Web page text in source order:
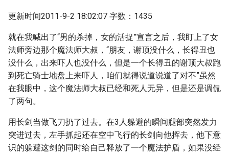
更新时间2011-9-2 18:02:07 字数：1435
就在我喊出了“男的杀掉，女的活捉”宣言之后，我盯上了女
法师旁边那个魔法师大叔，“朋友，谢顶没什么，长得丑也
没什么，出来吓人也没什么，但是一个长得丑的谢顶大叔跑
到死亡骑士地盘上来吓人，咱们就得说道说道了对不”虽然
在我眼中，这个魔法师大叔已经和死人无异，但是还是调侃
了两句。
用长剑当做飞刀扔了过去。在3人躲避的瞬间腿部突然发力
突进过去，左手抓起还在空中飞行的长剑向他挥去，他下意
识的躲避这剑的同时给自己释放了一个魔法护盾，如果没经